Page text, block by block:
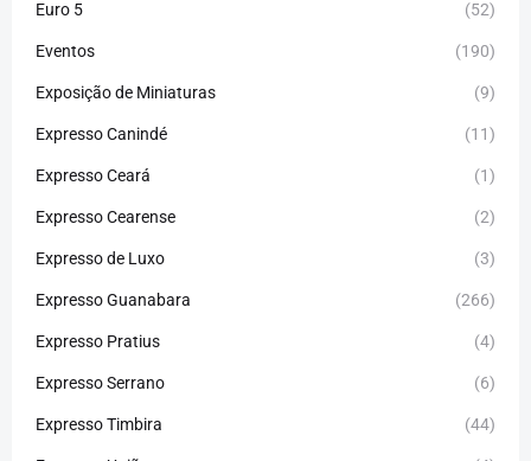
Euro 5 (52)
Eventos (190)
Exposição de Miniaturas (9)
Expresso Canindé (11)
Expresso Ceará (1)
Expresso Cearense (2)
Expresso de Luxo (3)
Expresso Guanabara (266)
Expresso Pratius (4)
Expresso Serrano (6)
Expresso Timbira (44)